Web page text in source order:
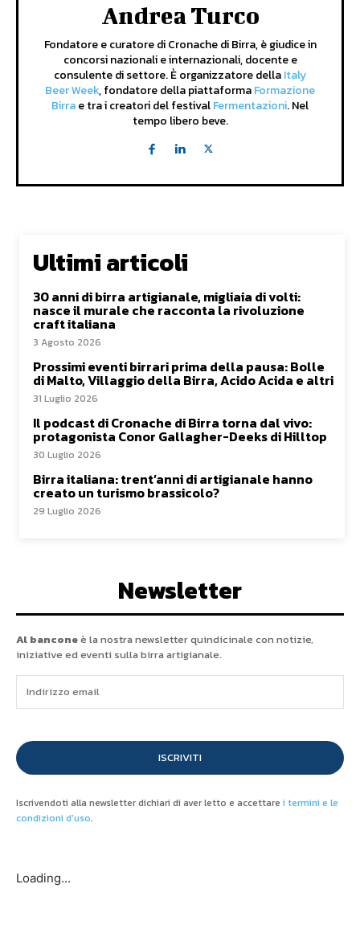
Andrea Turco
Fondatore e curatore di Cronache di Birra, è giudice in
concorsi nazionali e internazionali, docente e
consulente di settore. È organizzatore dellaItaly
Beer Week, fondatore della piattaformaFormazione
Birrae tra i creatori del festivalFermentazioni. Nel
tempo libero beve.
Ultimi articoli
30 anni di birra artigianale, migliaia di volti:
nasce il murale che racconta la rivoluzione
craft italiana
3 Agosto 2026
Prossimi eventi birrari prima della pausa: Bolle
di Malto, Villaggio della Birra, Acido Acida e altri
31 Luglio 2026
Il podcast di Cronache di Birra torna dal vivo:
protagonista Conor Gallagher-Deeks di Hilltop
30 Luglio 2026
Birra italiana: trent’anni di artigianale hanno
creato un turismo brassicolo?
29 Luglio 2026
Newsletter
Al banconeè la nostra newsletter quindicinale con notizie,
iniziative ed eventi sulla birra artigianale.
ISCRIVITI
Iscrivendoti alla newsletter dichiari di aver letto e accettare i termini e le
condizioni d'uso.
Loading...